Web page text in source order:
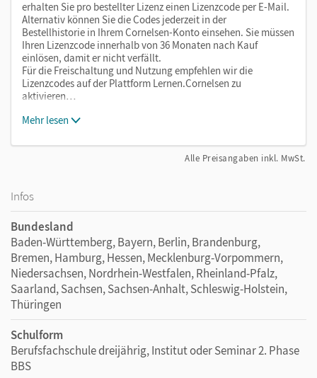
erhalten Sie pro bestellter Lizenz einen Lizenzcode per E-Mail.
Alternativ können Sie die Codes jederzeit in der
Bestellhistorie in Ihrem Cornelsen-Konto einsehen. Sie müssen
Ihren Lizenzcode innerhalb von 36 Monaten nach Kauf
einlösen, damit er nicht verfällt.
Für die Freischaltung und Nutzung empfehlen wir die
Lizenzcodes auf der Plattform Lernen.Cornelsen zu
aktivieren…
Mehr lesen
Alle Preisangaben inkl. MwSt.
Infos
Bundesland
Baden-Württemberg, Bayern, Berlin, Brandenburg,
Bremen, Hamburg, Hessen, Mecklenburg-Vorpommern,
Niedersachsen, Nordrhein-Westfalen, Rheinland-Pfalz,
Saarland, Sachsen, Sachsen-Anhalt, Schleswig-Holstein,
Thüringen
Schulform
Berufsfachschule dreijährig, Institut oder Seminar 2. Phase
BBS